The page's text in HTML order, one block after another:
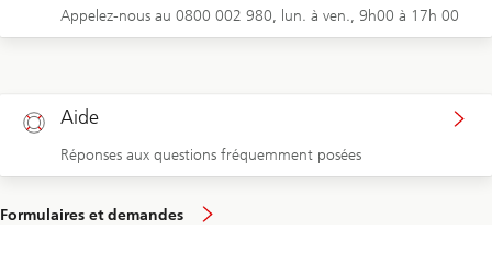
Appelez-nous au 0800 002 980, lun. à ven., 9h00 à 17h 00
Aide
Réponses aux questions fréquemment posées
Formulaires et demandes